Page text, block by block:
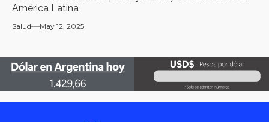
América Latina
Salud May 12, 2025